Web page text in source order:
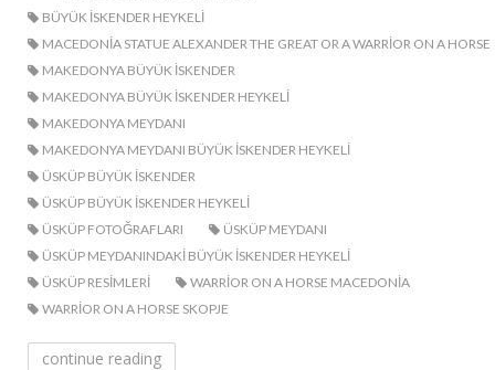
BÜYÜK ISKENDER HEYKELI
MACEDONIA STATUE ALEXANDER THE GREAT OR A WARRIOR ON A HORSE
MAKEDONYA BÜYÜK ISKENDER
MAKEDONYA BÜYÜK ISKENDER HEYKELI
MAKEDONYA MEYDANI
MAKEDONYA MEYDANI BÜYÜK ISKENDER HEYKELI
ÜSKÜP BÜYÜK ISKENDER
ÜSKÜP BÜYÜK ISKENDER HEYKELI
ÜSKÜP FOTOĞRAFLARI
ÜSKÜP MEYDANI
ÜSKÜP MEYDANINDAKI BÜYÜK ISKENDER HEYKELI
ÜSKÜP RESIMLERI
WARRIOR ON A HORSE MACEDONIA
WARRIOR ON A HORSE SKOPJE
continue reading